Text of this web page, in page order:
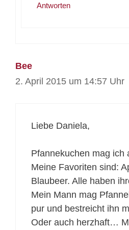
Antworten
Bee
2. April 2015 um 14:57 Uhr
Liebe Daniela,
Pfannekuchen mag ich
Meine Favoriten sind:
Blaubeer. Alle haben
Mein Mann mag
pur und bestreicht ihn
Oder auch herzhaft…